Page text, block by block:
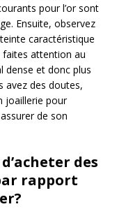
pour l’or sont
Ensuite, observez
caractéristique
faites attention au
dense et donc plus
avez des doutes,
joaillerie pour
de son
des
rapport